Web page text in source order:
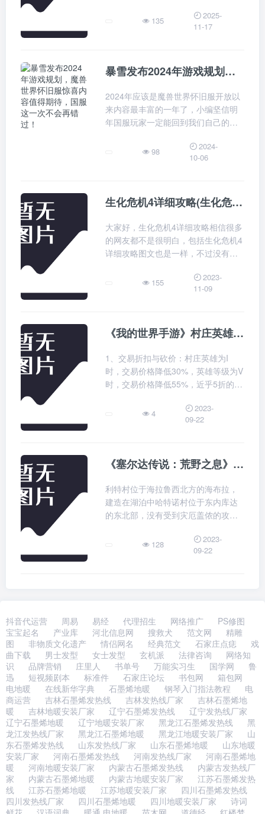
啦a梦和生化危机的元素，大雄在末日
世界中展开冒险，剧情扣人心弦。野
135
2025-
11-17
暴雪发布2024年游戏规划，魔兽世界怀旧服惊喜内容值得期待，国服这一次不会再错过！
2024年应该是魔兽世界怀旧服开放以
来内容最丰富的一年了，小编坚信明
年国服玩家一定能回到我们自己的服
季有大量新内容非常值得期待，国服
这一次不会再错过了。关注魔兽世界
98
2024-
10-06
生化危机4详细攻略(生化危机4详细攻略图
大家好，生化危机4详细攻略相信很多
的网友都不是很明白，包括生化危机4
详细攻略图文也是一样，不过没有关
危机4详细攻略和生化危机4详细攻略
图文的一些知识点，大家可以关注收
155
2023-
11-09
《我的世界手游》村庄英雄有什么用？
1、交易折扣与砍价：村庄英雄为I
时，交易价格降低30%，英雄等级为V
时，交易价格降低55%，近乎5折的交
宝石才能买到的附魔书，现在只需要
13颗绿宝石就能搞定；所以想要
4
2023-
09-22
《塞尔达传说：荒野之息》塞尔达传说8个村庄位置都在哪？
利特村位于海拉鲁西北方的海布拉，
建造在湖泊中哈特诺村位于东内库达
的东北部，没有受到灾厄盖侬的攻
利科村位于海利亚平原东南方，内库
达的西北部，是玩家前期通过主线任
128
2023-
09-22
抖音代运营 周易 易经 代理招生 网络推广
PS修图
宝宝起名
产业库 河北信息网 搜救犬 范文网
精雕
图
非物质文化遗产 情侣网名 经典范文 石家庄点痣
戏
曲下载
男士发型 女士发型 玄机派 法律咨询
网络知
识
品牌营销 庄里人 书单号 万能实习生 国学网
鲁
迅
短视频剧本 标准件 石家庄论坛 书包网
箱包网
电地暖
在线新华字典 石墨烯地暖 钢琴入门指法教程
电
商运营
吉林石墨烯发热线 吉林发热线厂家
吉林石墨烯地
暖
吉林地暖安装厂家 辽宁石墨烯发热线
辽宁发热线厂家
辽宁石墨烯地暖
辽宁地暖安装厂家 黑龙江石墨烯发热线
黑
龙江发热线厂家
黑龙江石墨烯地暖 黑龙江地暖安装厂家
山
东石墨烯发热线
山东发热线厂家 山东石墨烯地暖
山东地暖
安装厂家
河南石墨烯发热线 河南发热线厂家
河南石墨烯地
暖
河南地暖安装厂家 内蒙古石墨烯发热线
内蒙古发热线厂
家
内蒙古石墨烯地暖 内蒙古地暖安装厂家
江苏石墨烯发热
线
江苏石墨烯地暖 江苏地暖安装厂家
四川石墨烯发热线
四川发热线厂家
四川石墨烯地暖 四川地暖安装厂家
诗词